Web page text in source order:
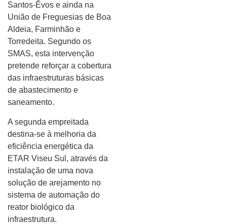
Santos-Êvos e ainda na
União de Freguesias de Boa
Aldeia, Farminhão e
Torredeita. Segundo os
SMAS, esta intervenção
pretende reforçar a cobertura
das infraestruturas básicas
de abastecimento e
saneamento.
A segunda empreitada
destina-se à melhoria da
eficiência energética da
ETAR Viseu Sul, através da
instalação de uma nova
solução de arejamento no
sistema de automação do
reator biológico da
infraestrutura.